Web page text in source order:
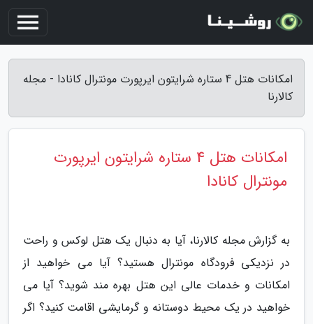
امکانات هتل 4 ستاره شرایتون ایرپورت مونترال کانادا - مجله
کالارنا
امکانات هتل 4 ستاره شرایتون ایرپورت
مونترال کانادا
به گزارش مجله کالارنا، آیا به دنبال یک هتل لوکس و راحت
در نزدیکی فرودگاه مونترال هستید؟ آیا می خواهید از
امکانات و خدمات عالی این هتل بهره مند شوید؟ آیا می
خواهید در یک محیط دوستانه و گرمایشی اقامت کنید؟ اگر